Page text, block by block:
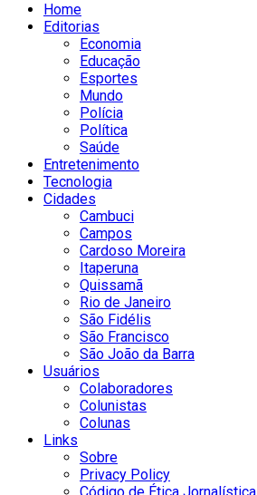
Home
Editorias
Economia
Educação
Esportes
Mundo
Polícia
Política
Saúde
Entretenimento
Tecnologia
Cidades
Cambuci
Campos
Cardoso Moreira
Itaperuna
Quissamã
Rio de Janeiro
São Fidélis
São Francisco
São João da Barra
Usuários
Colaboradores
Colunistas
Colunas
Links
Sobre
Privacy Policy